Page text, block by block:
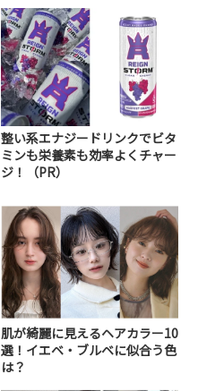
整い系エナジードリンクでビタ
ミンも栄養素も効率よくチャー
ジ！（PR）
肌が綺麗に見えるヘアカラー10
選！イエベ・ブルベに似合う色
は？